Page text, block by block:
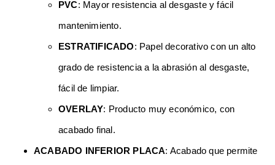
PVC: Mayor resistencia al desgaste y fácil
mantenimiento.
ESTRATIFICADO: Papel decorativo con un alto
grado de resistencia a la abrasión al desgaste,
fácil de limpiar.
OVERLAY: Producto muy económico, con
acabado final.
ACABADO INFERIOR PLACA: Acabado que permite